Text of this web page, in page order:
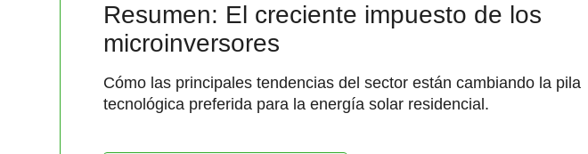
Resumen: El creciente impuesto de los
microinversores
Cómo las principales tendencias del sector están cambiando la pila
tecnológica preferida para la energía solar residencial.